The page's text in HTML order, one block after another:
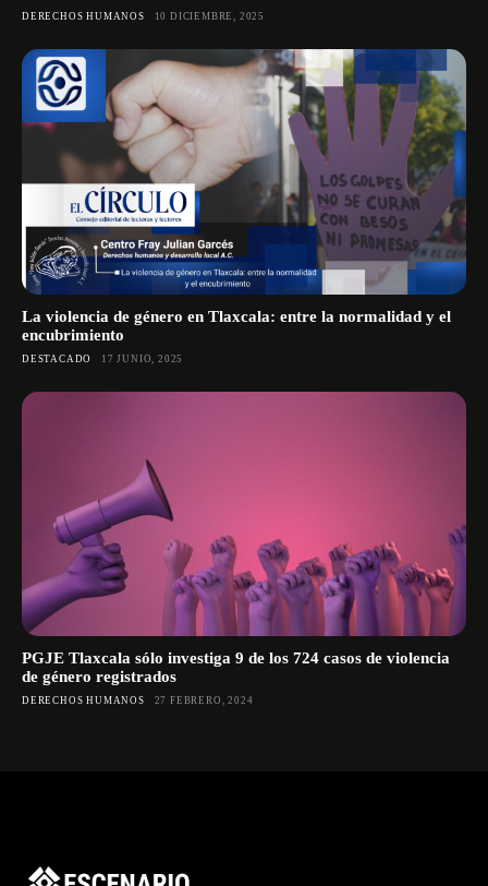
DERECHOS HUMANOS 10 DICIEMBRE, 2025
La violencia de género en Tlaxcala: entre la normalidad y el
encubrimiento
DESTACADO 17 JUNIO, 2025
PGJE Tlaxcala sólo investiga 9 de los 724 casos de violencia
de género registrados
DERECHOS HUMANOS 27 FEBRERO, 2024